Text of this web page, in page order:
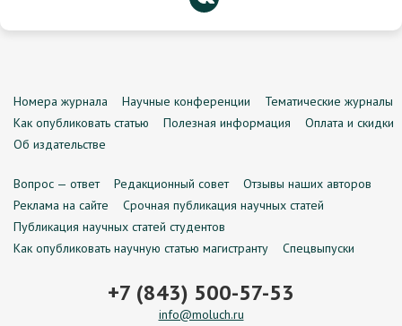
Номера журнала Научные конференции
Тематические журналы
Как опубликовать статью
Полезная информация
Оплата и скидки
Об издательстве
Вопрос — ответ Редакционный совет
Отзывы наших авторов
Реклама на сайте
Срочная публикация научных статей
Публикация научных статей студентов
Как опубликовать научную статью магистранту
Спецвыпуски
+7 (843) 500-57-53
info@moluch.ru